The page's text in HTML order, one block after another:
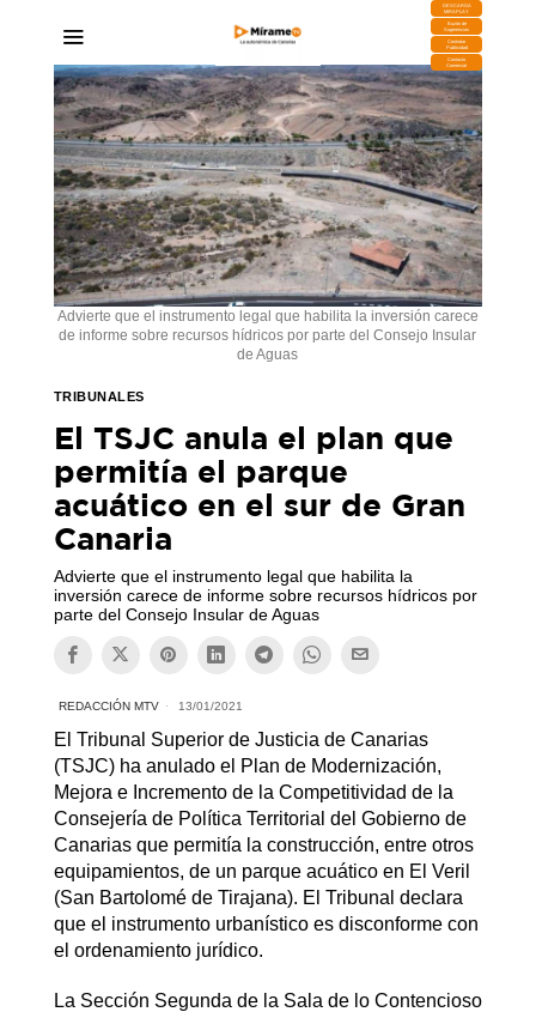
DESCARGA
MIRAPLAY
Buzón de
Sugerencias
Contratar
Publicidad
Contacto
Comercial
Advierte que el instrumento legal que habilita la inversión carece
de informe sobre recursos hídricos por parte del Consejo Insular
de Aguas
TRIBUNALES
El TSJC anula el plan que
permitía el parque
acuático en el sur de Gran
Canaria
Advierte que el instrumento legal que habilita la
inversión carece de informe sobre recursos hídricos por
parte del Consejo Insular de Aguas
REDACCIÓN MTV 13/01/2021
El Tribunal Superior de Justicia de Canarias
(TSJC) ha anulado el Plan de Modernización,
Mejora e Incremento de la Competitividad de la
Consejería de Política Territorial del Gobierno de
Canarias que permitía la construcción, entre otros
equipamientos, de un parque acuático en El Veril
(San Bartolomé de Tirajana). El Tribunal declara
que el instrumento urbanístico es disconforme con
el ordenamiento jurídico.
La Sección Segunda de la Sala de lo Contencioso